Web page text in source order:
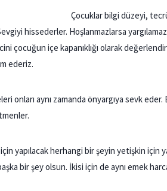
Çocuklar bilgi düzeyi,
hissederler. Hoşlanmazlarsa
çocuğun içe kapanıklığı olarak
ederiz.
onları aynı zamanda önyargıya sevk
yapılacak herhangi bir şeyin yetişkin için
bir şey olsun. İkisi için de aynı emek